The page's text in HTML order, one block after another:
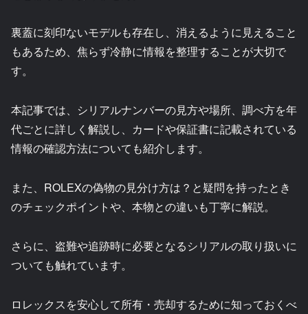
裏蓋に刻印ないモデルも存在し、消えるように見えること
もあるため、焦らず冷静に情報を整理することが大切で
す。
本記事では、シリアルナンバーの見方や場所、調べ方を年
代ごとに詳しく解説し、カードや保証書に記載されている
情報の確認方法についても紹介します。
また、ROLEXの偽物の見分け方は？と疑問を持ったとき
のチェックポイントや、本物との違いも丁寧に解説。
さらに、盗難や追跡時に必要となるシリアルの取り扱いに
ついても触れています。
ロレックスを安心して所有・売却するために知っておくべ